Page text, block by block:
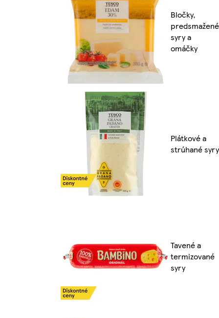
Bločky,
predsmažené
syry a
omáčky
Plátkové a
strúhané syry
Tavené a
termizované
syry